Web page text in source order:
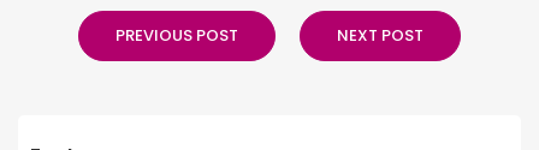
PREVIOUS POST NEXT POST